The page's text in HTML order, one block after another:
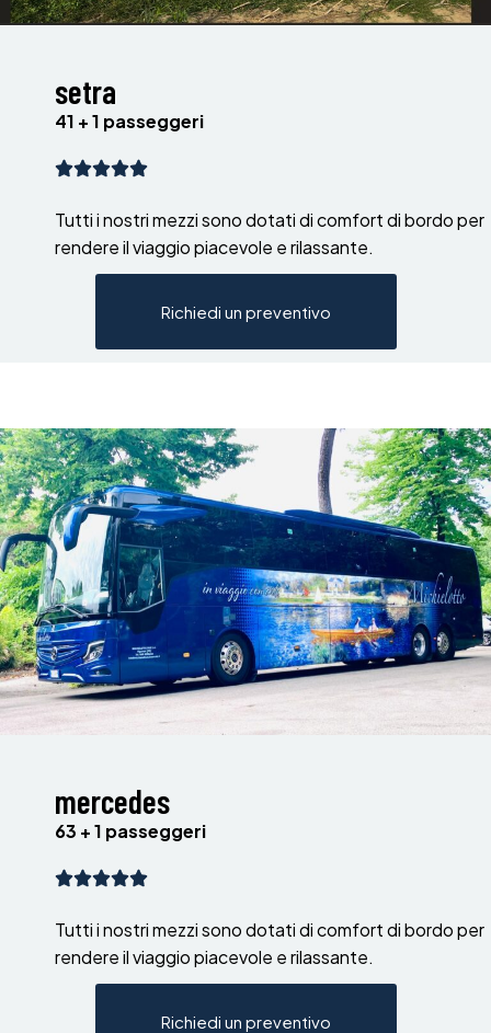
setra
41 + 1 passeggeri
Tutti i nostri mezzi sono dotati di comfort di bordo per
rendere il viaggio piacevole e rilassante.
Richiedi un preventivo
mercedes
63 + 1 passeggeri
Tutti i nostri mezzi sono dotati di comfort di bordo per
rendere il viaggio piacevole e rilassante.
Richiedi un preventivo